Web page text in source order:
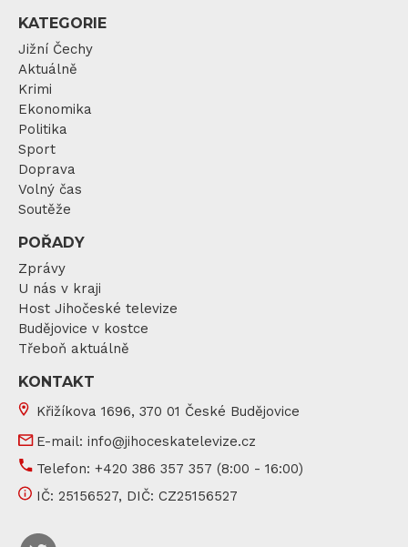
KATEGORIE
Jižní Čechy
Aktuálně
Krimi
Ekonomika
Politika
Sport
Doprava
Volný čas
Soutěže
POŘADY
Zprávy
U nás v kraji
Host Jihočeské televize
Budějovice v kostce
Třeboň aktuálně
KONTAKT
Křižíkova 1696, 370 01 České Budějovice
E-mail: info@jihoceskatelevize.cz
Telefon: +420 386 357 357 (8:00 - 16:00)
IČ: 25156527, DIČ: CZ25156527